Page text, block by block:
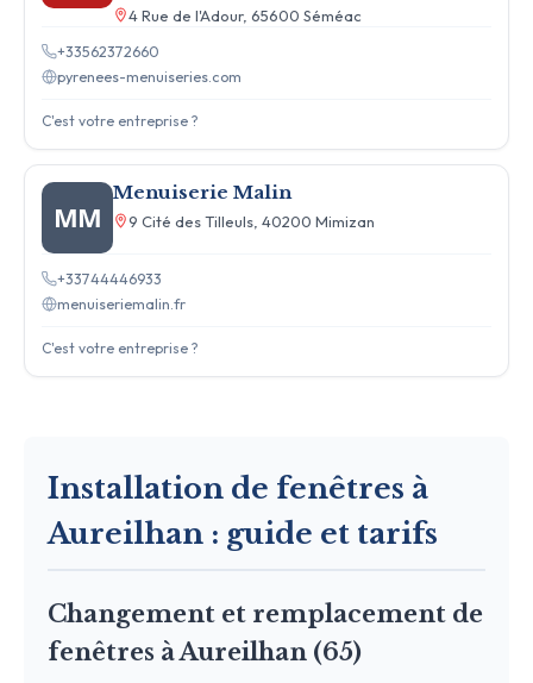
4 Rue de l'Adour, 65600 Séméac
+33562372660
pyrenees-menuiseries.com
C'est votre entreprise ?
MM
Menuiserie Malin
9 Cité des Tilleuls, 40200 Mimizan
+33744446933
menuiseriemalin.fr
C'est votre entreprise ?
Installation de fenêtres à
Aureilhan : guide et tarifs
Changement et remplacement de
fenêtres à Aureilhan (65)